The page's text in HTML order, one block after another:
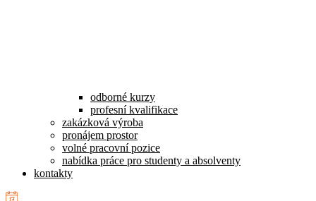
odborné kurzy
profesní kvalifikace
zakázková výroba
pronájem prostor
volné pracovní pozice
nabídka práce pro studenty a absolventy
kontakty